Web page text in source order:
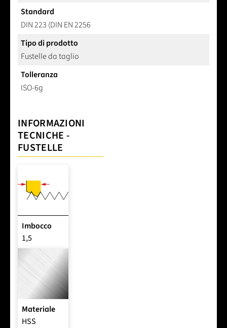
Standard
DIN 223 (DIN EN 2256
Tipo di prodotto
Fustelle da taglio
Tolleranza
ISO-6g
INFORMAZIONI
TECNICHE -
FUSTELLE
Imbocco
1,5
Materiale
HSS